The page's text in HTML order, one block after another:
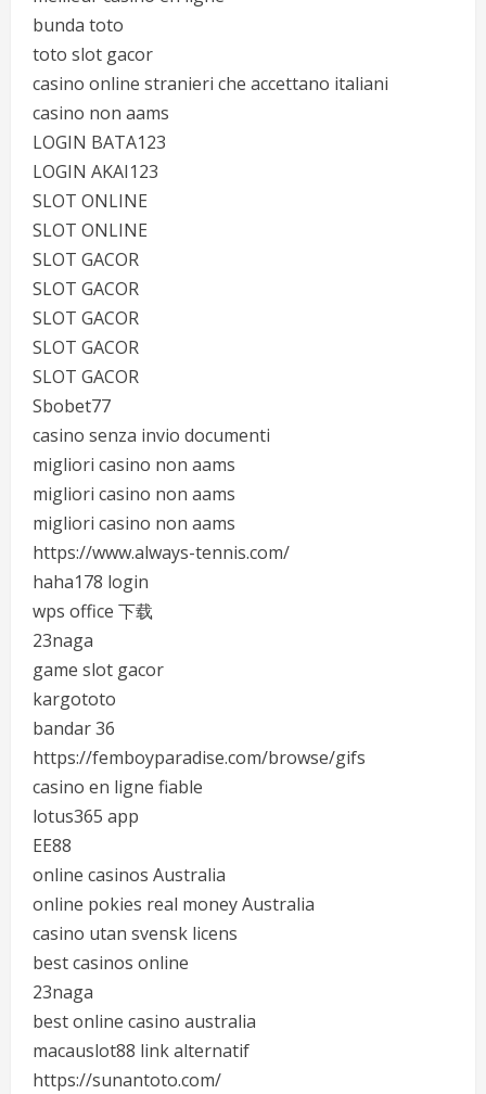
bunda toto
toto slot gacor
casino online stranieri che accettano italiani
casino non aams
LOGIN BATA123
LOGIN AKAI123
SLOT ONLINE
SLOT ONLINE
SLOT GACOR
SLOT GACOR
SLOT GACOR
SLOT GACOR
SLOT GACOR
Sbobet77
casino senza invio documenti
migliori casino non aams
migliori casino non aams
migliori casino non aams
https://www.always-tennis.com/
haha178 login
wps office 下载
23naga
game slot gacor
kargototo
bandar 36
https://femboyparadise.com/browse/gifs
casino en ligne fiable
lotus365 app
EE88
online casinos Australia
online pokies real money Australia
casino utan svensk licens
best casinos online
23naga
best online casino australia
macauslot88 link alternatif
https://sunantoto.com/